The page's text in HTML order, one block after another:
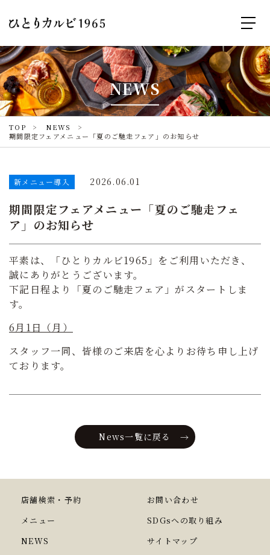
NEWS
TOP
NEWS
期間限定フェアメニュー「夏のご馳走フェア」のお知らせ
新メニュー導入 2026.06.01
期間限定フェアメニュー「夏のご馳走フェ
ア」のお知らせ
平素は、「ひとりカルビ1965」をご利用いただき、
誠にありがとうございます。
下記日程より「夏のご馳走フェア」がスタートしま
す。
6月1日（月）
スタッフ一同、皆様のご来店を心よりお待ち申し上げ
ております。
News一覧に戻る
店舗検索・予約
メニュー
NEWS
お問い合わせ
SDGsへの取り組み
サイトマップ